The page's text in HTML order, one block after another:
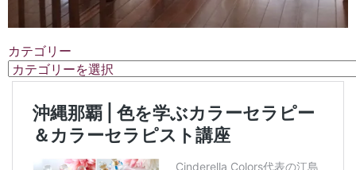
カテゴリー
カ
テ